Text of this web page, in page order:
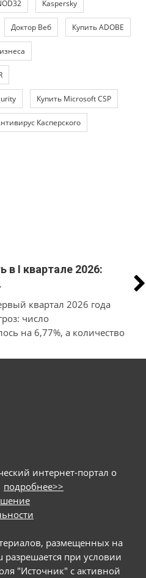
Kaspersky
Доктор Веб Купить ADOBE
Купить Microsoft CSP
Касперского
в I квартале 2026:
квартал 2026 года
число
на 6,77%, а количество
по
интернет-портал о
подробнее>>
размещенных на
разрешается при условии
"Источник" с активной